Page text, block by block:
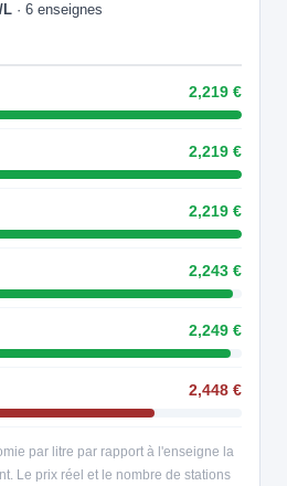
L · 6 enseignes
2,219 €
2,219 €
2,219 €
2,243 €
2,249 €
2,448 €
par litre par rapport à l'enseigne la
Le prix réel et le nombre de stations